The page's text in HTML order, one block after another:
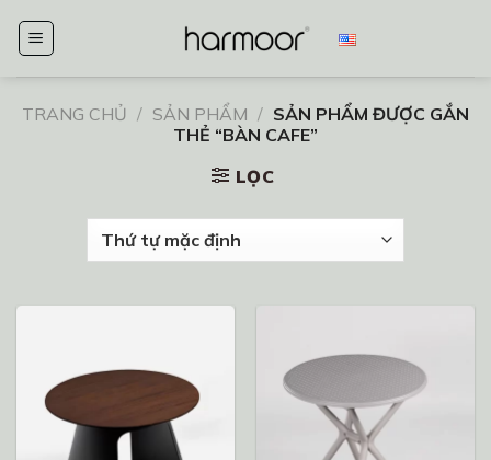
đến
TRANG CHỦ / SẢN PHẨM / SẢN PHẨM ĐƯỢC GẮN
THẺ “BÀN CAFE”
LỌC